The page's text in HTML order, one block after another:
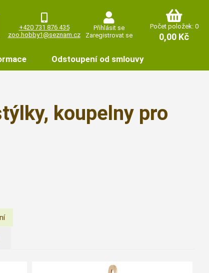
+420 731 876 435
zoo.hobby1@seznam.cz
Přihlásit se
Zaregistrovat se
Počet položek: 0
0,00 Kč
Odstoupení od smlouvy
koupelny pro